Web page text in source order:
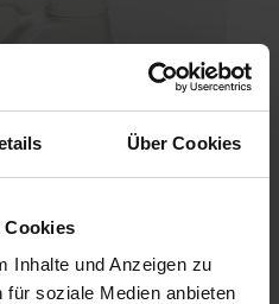
Über Cookies
Cookies
Inhalte und Anzeigen zu
soziale Medien anbieten